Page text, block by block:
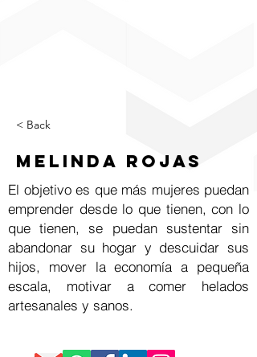
< Back
Melinda Rojas
El objetivo es que más mujeres puedan
emprender desde lo que tienen, con lo
que tienen, se puedan sustentar sin
abandonar su hogar y descuidar sus
hijos, mover la economía a pequeña
escala, motivar a comer helados
artesanales y sanos.